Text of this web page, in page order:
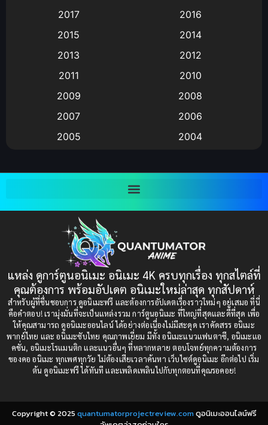
Animation แอนิเมชัน
(9)
Big tits (นมใหญ่)
Bitch (ผู้หญิงร่าน)
Bondage (ทาส)(1)
(1)
Censored (เซ็นเซอร์)(19)
Comedy (ตลก)(235)
Comedy (ตลก)(85)
Comic Book การ์ตูน(1)
Coming-of-Age ก้าวผ่านวัย(6)
2017
2016
2015
2014
2013
2012
2011
2010
2009
2008
2007
2006
2005
2004
1997
1993
1991
1989
1988
1987
1985
1984
1983
1982
1981
1980
1979
แหล่ง ดูการ์ตูนอนิเมะ อนิเมะ 4K ครบทุกเรื่อง ทุกสไตล์ที่
คุณต้องการ พร้อมอัปเดต อนิเมะใหม่ล่าสุด ทุกสัปดาห์
สำหรับผู้ที่ชื่นชอบการ ดูอนิเมะฟรี และต้องการอัปเดตเรื่องราวใหม่ๆ อยู่เสมอ ที่นี่
คือคำตอบ! เรามุ่งมั่นที่จะเป็นแหล่งรวม การ์ตูนอนิเมะ ที่ใหญ่ที่สุดและดีที่สุด เพื่อ
ให้คุณสามารถ ดูอนิเมะออนไลน์ ได้อย่างต่อเนื่องไม่มีสะดุด เราคัดสรร อนิเมะ
พากย์ไทย และ อนิเมะซับไทย คุณภาพเยี่ยม มีทั้ง อนิเมะแนวแฟนตาซี, อนิเมะแอ
คชั่น, อนิเมะโรแมนติก และแนวอื่นๆ ที่หลากหลาย ตอบโจทย์ทุกความต้องการ
ของคอ อนิเมะ ทุกเพศทุกวัย ไม่ต้องเสียเวลาค้นหา เว็บไซต์ดูอนิเมะ อีกต่อไป เริ่ม
ต้น ดูอนิเมะฟรี ได้ทันที และเพลิดเพลินไปกับทุกตอนที่คุณรอคอย!
Copyright © 2025 quantumatorprojectreview.comดูอนิเมะออนไลน์ฟรี